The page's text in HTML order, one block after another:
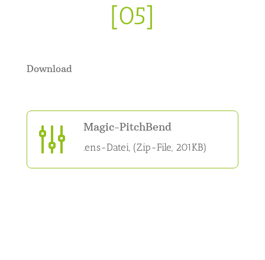
[05]
Download
g Magic-PitchBend
.ens-Datei, (Zip-File, 201KB)